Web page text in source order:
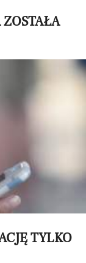
TYLKO